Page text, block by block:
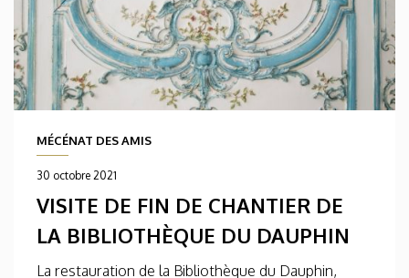
MÉCÉNAT DES AMIS
30 octobre 2021
VISITE DE FIN DE CHANTIER DE
LA BIBLIOTHÈQUE DU DAUPHIN
La restauration de la Bibliothèque du Dauphin,